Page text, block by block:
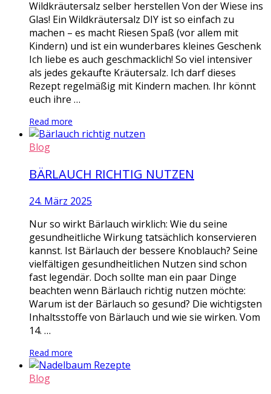
Wildkräutersalz selber herstellen Von der Wiese ins
Glas! Ein Wildkräutersalz DIY ist so einfach zu
machen – es macht Riesen Spaß (vor allem mit
Kindern) und ist ein wunderbares kleines Geschenk
Ich liebe es auch geschmacklich! So viel intensiver
als jedes gekaufte Kräutersalz. Ich darf dieses
Rezept regelmäßig mit Kindern machen. Ihr könnt
euch ihre …
Read more
Blog
BÄRLAUCH RICHTIG NUTZEN
24. März 2025
Nur so wirkt Bärlauch wirklich: Wie du seine
gesundheitliche Wirkung tatsächlich konservieren
kannst. Ist Bärlauch der bessere Knoblauch? Seine
vielfältigen gesundheitlichen Nutzen sind schon
fast legendär. Doch sollte man ein paar Dinge
beachten wenn Bärlauch richtig nutzen möchte:
Warum ist der Bärlauch so gesund? Die wichtigsten
Inhaltsstoffe von Bärlauch und wie sie wirken. Vom
14. …
Read more
Blog